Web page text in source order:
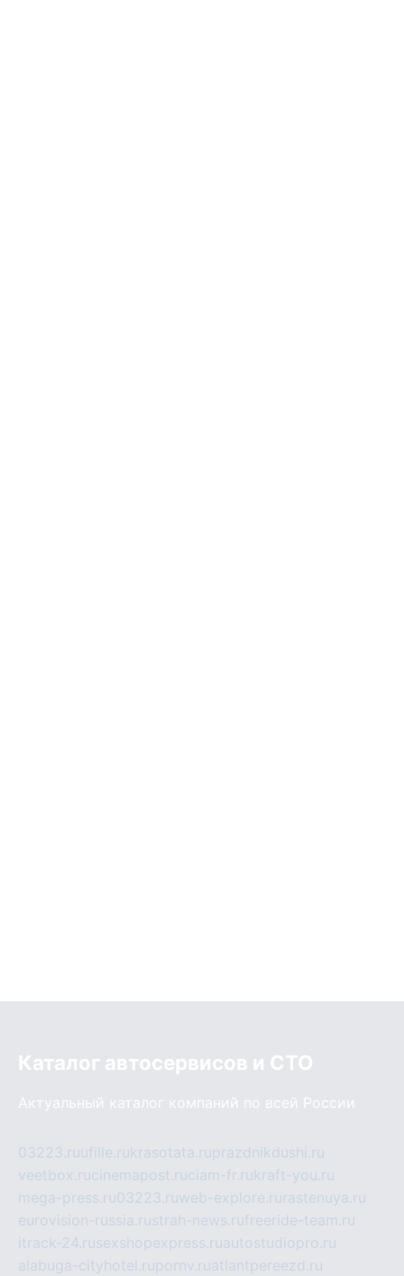
Каталог автосервисов и СТО
Актуальный каталог компаний по всей России
03223.ruufille.rukrasotata.ruprazdnikdushi.ru
veetbox.rucinemapost.ruciam-fr.rukraft-you.ru
mega-press.ru03223.ruweb-explore.ru rastenuya.ru
eurovision-russia.rustrah-news.rufreeride-team.ru
itrack-24.rusexshopexpress.ruautostudiopro.ru
alabuga-cityhotel.rupornv.ruatlantpereezd.ru